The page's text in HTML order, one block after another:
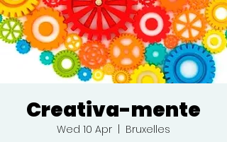
Creativa-mente
Wed 10 Apr
Bruxelles